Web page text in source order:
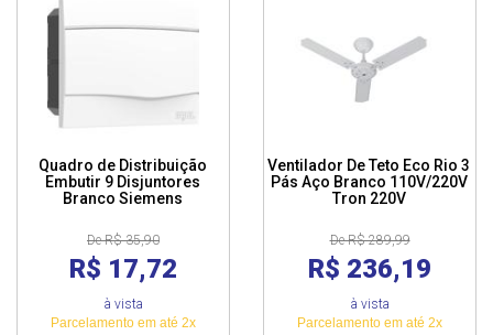
Quadro de Distribuição
Embutir 9 Disjuntores
Branco Siemens
De R$ 35,90
R$ 17,72
à vista
Parcelamento em até 2x
Ventilador De Teto Eco Rio 3
Pás Aço Branco 110V/220V
Tron 220V
De R$ 289,99
R$ 236,19
à vista
Parcelamento em até 2x